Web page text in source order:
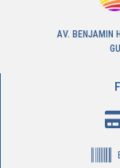
AV. BENJAMIN